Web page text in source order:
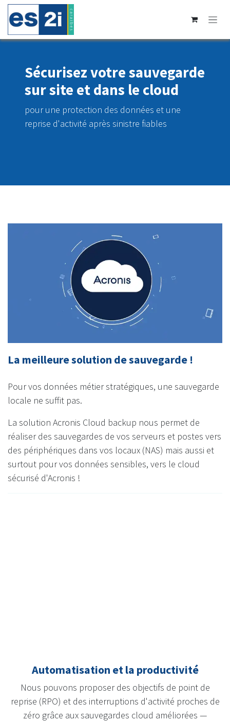
Se rendre au contenu
Sécurisez votre sauvegarde
sur site et dans le cloud
pour une protection des données et une
reprise d'activité après sinistre fiables
La meilleure solution de sauvegarde !
Pour vos données métier stratégiques, une sauvegarde
locale ne suffit pas.
La solution Acronis Cloud backup nous permet de
réaliser des sauvegardes de vos serveurs et postes vers
des périphériques dans vos locaux (NAS) mais aussi et
surtout pour vos données sensibles, vers le cloud
sécurisé d'Acronis !
Automatisation et la productivité
Nous pouvons proposer des objectifs de point de
reprise (RPO) et des interruptions d'activité proches de
zéro grâce aux sauvegardes cloud améliorées —